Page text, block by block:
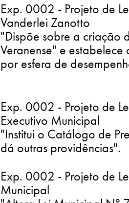
Exp. 0002 - Projeto de
Vanderlei Zanotto
"Dispõe sobre a criação
Veranense" e
por esfera de
Exp. 0002 - Projeto de
Executivo Municipal
"Institui o Catálogo de
dá outras providências".
Exp. 0002 - Projeto de
Municipal